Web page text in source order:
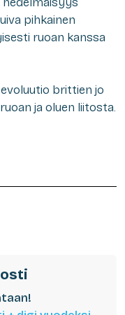
pihkainen
ruoan kanssa
brittien jo
ja oluen liitosta.